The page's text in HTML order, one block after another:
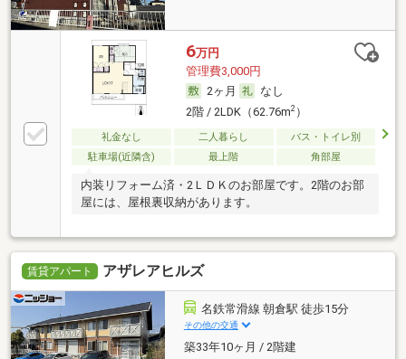
6万円
管理費3,000円
2ヶ月
なし
2階 / 2LDK（62.76m2）
礼金なし 二人暮らし
バス・トイレ別
駐車場(近隣含)
最上階 角部屋
内装リフォーム済・2ＬＤＫのお部屋です。2階のお部
屋には、屋根裏収納があります。
賃貸アパート アザレアヒルズ
名鉄常滑線 朝倉駅 徒歩15分
その他の交通
築33年10ヶ月 / 2階建